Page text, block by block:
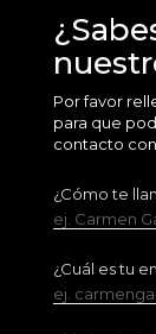
Por favor
para que
contacto
¿Cómo te
ej. Carmen
¿Cuál es tu
ej.